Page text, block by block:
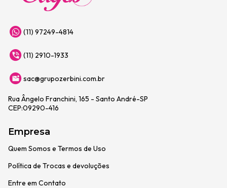
(11) 97249-4814
(11) 2910-1933
sac@grupozerbini.com.br
Rua Ângelo Franchini, 165 - Santo André-SP
CEP:09290-416
Empresa
Quem Somos e Termos de Uso
Política de Trocas e devoluções
Entre em Contato